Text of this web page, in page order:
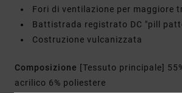
Fori di ventilazione per maggiore
Battistrada registrato DC "pill
Costruzione vulcanizzata
Composizione [Tessuto principale]
acrilico 6% poliestere